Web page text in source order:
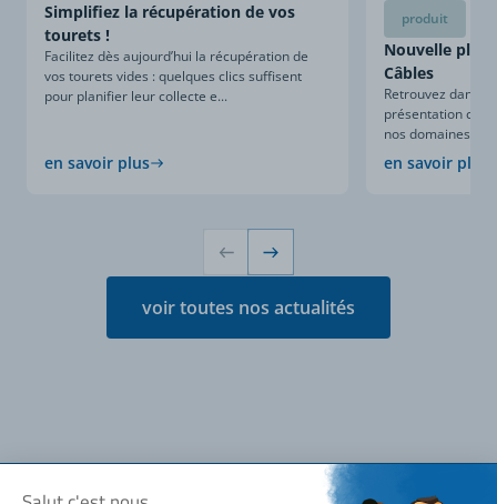
Simplifiez la récupération de vos
tourets !
Facilitez dès aujourd’hui la récupération de
vos tourets vides : quelques clics suffisent
pour planifier leur collecte e...
en savoir plus
produit
Nouvelle
Câbles
Retrouvez dans
présentation
nos domaines
en savoir plus
voir toutes nos actualités